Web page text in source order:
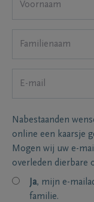
Nabestaanden
online een kaarsje
Mogen wij uw e-
overleden dierbare
Ja, mijn e-
familie.